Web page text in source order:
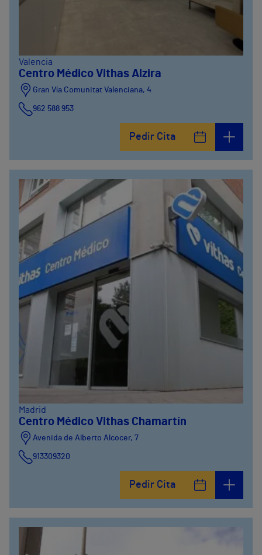
Valencia
Centro Médico Vithas Alzira
Gran Vía Comunitat Valenciana, 4
962 588 953
Pedir Cita
Madrid
Centro Médico Vithas Chamartín
Avenida de Alberto Alcocer, 7
913309320
Pedir Cita